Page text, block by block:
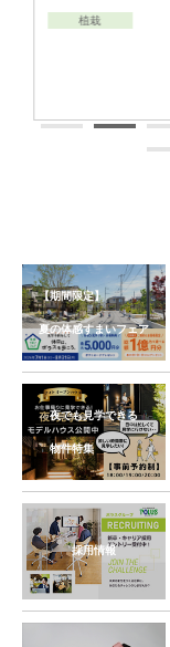
交流タイムの後は植栽ワ
フラワーアレンジ＆ガ
法などをお伝えしてい
フレッシュなグリーンを
講師より草花の名前や
コニファーやユーカリ
「○○さんとっても素敵
きれいにできてますね
に指導。みなさん楽し
最後は、みなさん集ま
ワークショップと交流を
ご参加くださったみな
植栽
【期間限定】
夏の体感すまいフェア
夜でも見学できる
物件特集
採用情報